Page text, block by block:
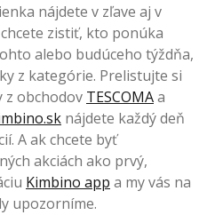
nájdete v zľave aj v
zistiť, kto ponúka
alebo budúceho týždňa,
z kategórie. Prelistujte si
z obchodov TESCOMAa
nájdete každý deň
A ak chcete byť
akciách ako prvý,
Kimbino app a my vás na
upozorníme.